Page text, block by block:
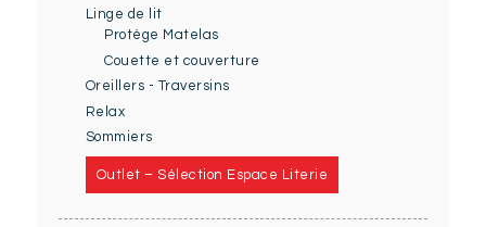
Linge de lit
Protège Matelas
Couette et couverture
Oreillers - Traversins
Relax
Sommiers
Outlet – Sélection Espace Literie